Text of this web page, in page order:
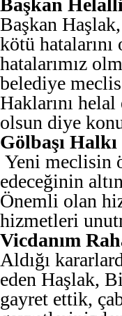
Başkan
Başkan
kötü
hatalarımız
belediye
Haklarını
olsun diye
Gölbaşı
Yeni meclisin
edeceğinin
Önemli olan
hizmetleri
Vicdanım
Aldığı
eden Haşlak,
gayret ettik,